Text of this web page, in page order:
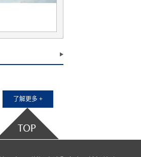
了解更多 +